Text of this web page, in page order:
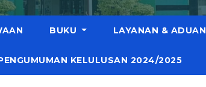
BUKU LAYANAN & ADUAN
KELULUSAN 2024/2025